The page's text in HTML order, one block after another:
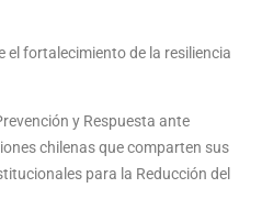
el fortalecimiento de la resiliencia
y Respuesta ante
chilenas que comparten sus
para la Reducción del